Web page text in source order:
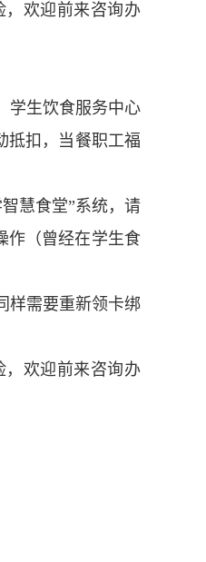
，欢迎前来咨询办
学生饮食服务中心
抵扣，当餐职工福
慧食堂”系统，请
作（曾经在学生食
样需要重新领卡绑
，欢迎前来咨询办